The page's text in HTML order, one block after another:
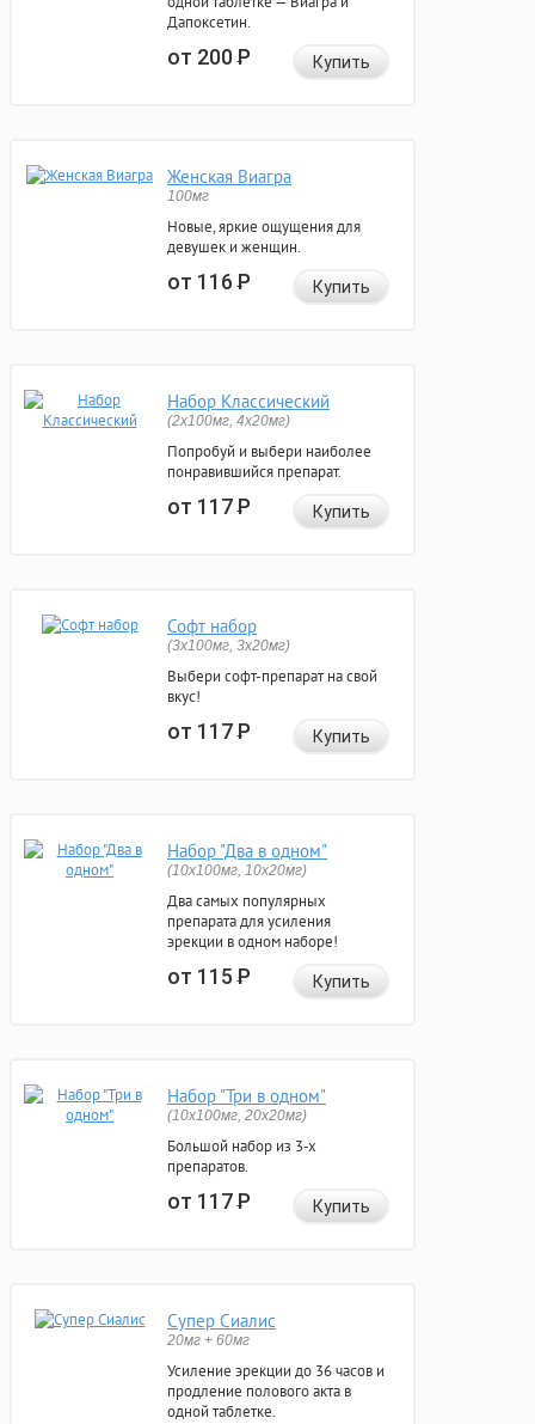
Дапоксетин.
от 200Р Купить
Женская Виагра
100мг
Новые, яркие ощущения для
девушек и женщин.
от 116Р Купить
Набор Классический
(2x100мг, 4x20мг)
Попробуй и выбери наиболее
понравившийся препарат.
от 117Р Купить
Софт набор
(3x100мг, 3x20мг)
Выбери софт-препарат на свой
вкус!
от 117Р Купить
Набор "Два в одном"
(10x100мг, 10x20мг)
Два самых популярных
препарата для усиления
эрекции в одном наборе!
от 115Р Купить
Набор "Три в одном"
(10x100мг, 20x20мг)
Большой набор из 3-х
препаратов.
от 117Р Купить
Супер Сиалис
20мг + 60мг
Усиление эрекции до 36 часов и
продление полового акта в
одной таблетке.